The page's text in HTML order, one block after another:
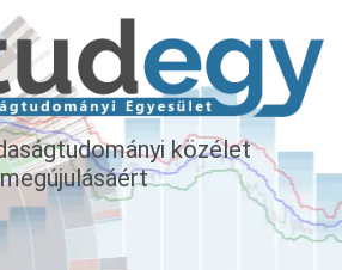
közélet
megújulásáért